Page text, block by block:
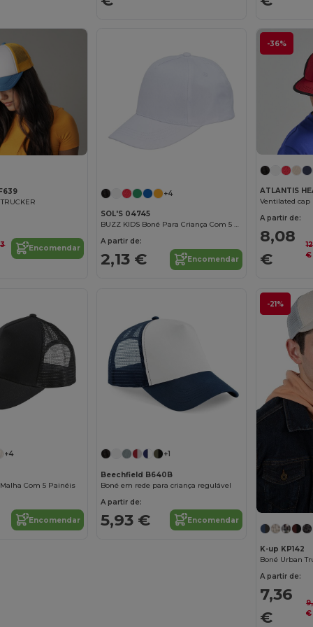
Encomendar
+4
SOL'S 04745
BUZZ KIDS Boné Para Criança Com 5 Painéis
A partir de:
2,13 € Encomendar
-36%
ATLANTIS
Ventilated cap
A partir de:
8,08
€
€
+4
Com 5 Painéis
Encomendar
+1
Beechfield B640B
Boné em rede para criança regulável
A partir de:
5,93 € Encomendar
-21%
K-up KP142
Boné Urban
A partir de:
7,36
€
€
Empresa
Não, obrigado(a)